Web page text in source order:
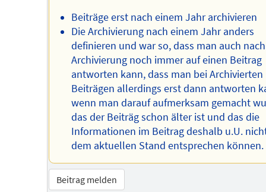
Beiträge erst nach einem Jahr archivieren
Die Archivierung nach einem Jahr anders
definieren und war so, dass man auch
Archivierung noch immer auf einen Beitrag
antworten kann, dass man bei Archivierten
Beiträgen allerdings erst dann antworten
wenn man darauf aufmerksam gemacht
das der Beiträg schon älter ist und das die
Informationen im Beitrag deshalb u.U.
dem aktuellen Stand entsprechen können.
Beitrag melden